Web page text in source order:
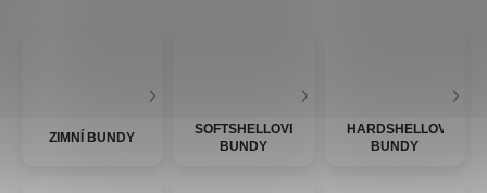
ZIMNÍ BUNDY
SOFTSHELLOVÉ
BUNDY
HARDSHELLOVÉ
BUNDY